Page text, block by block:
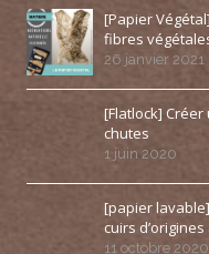
[Papier
fibres
26 janvier 2021
[Flatlock]
chutes
1 juin 2020
[papier
cuirs
11 octobre 2020